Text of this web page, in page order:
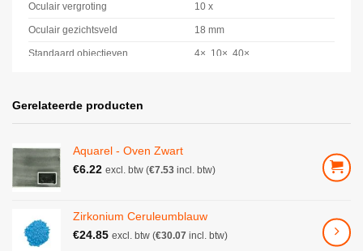
Oculair vergroting 10 x
Oculair gezichtsveld 18 mm
Standaard objectieven 4×, 10×, 40×
Objectiefrevolver –
inschroefplekken
Type verlichting doorvallend licht
Verlichtingsintensiteit doorvallend
Focusmechanisme
grove/fijne scherpstelling
coaxiale
Gerelateerde producten
Aquarel - Oven Zwart
€6.22 excl. btw (€7.53 incl. btw)
Zirkonium Ceruleumblauw
€24.85 excl. btw (€30.07 incl. btw)